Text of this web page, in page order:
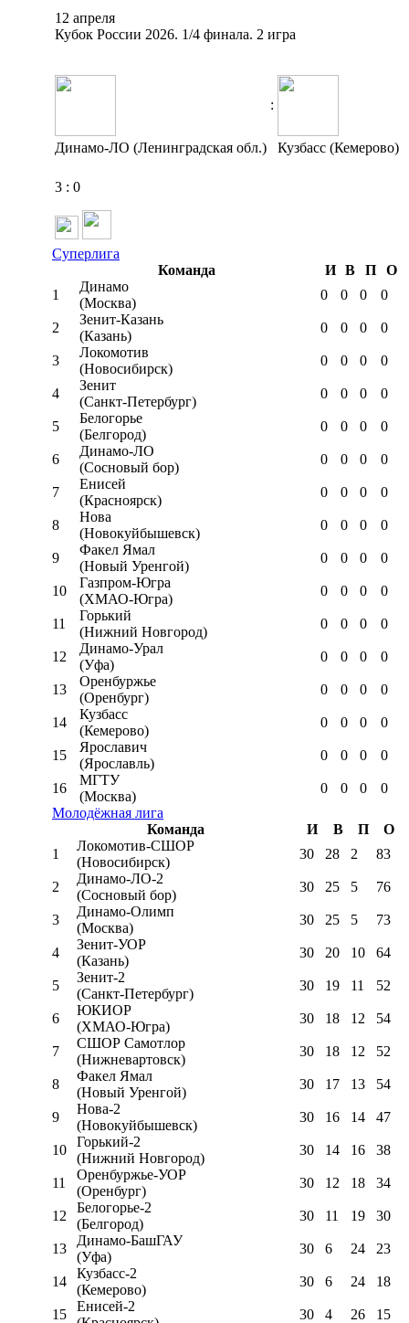
12 апреля
Кубок России 2026. 1/4 финала. 2 игра
:
Динамо-ЛО (Ленинградская обл.) Кузбасс (Кемерово)
3 : 0
Суперлига
Команда
И В П
О
1
Динамо
(Москва)
0 0 0 0
2
Зенит-Казань
(Казань)
0 0 0 0
3
Локомотив
(Новосибирск)
0 0 0 0
4
Зенит
(Санкт-Петербург)
0 0 0 0
5
Белогорье
(Белгород)
0 0 0 0
6
Динамо-ЛО
(Сосновый бор)
0 0 0 0
7
Енисей
(Красноярск)
0 0 0 0
8
Нова
(Новокуйбышевск)
0 0 0 0
9
Факел Ямал
(Новый Уренгой)
0 0 0 0
10
Газпром-Югра
(ХМАО-Югра)
0 0 0 0
11
Горький
(Нижний Новгород)
0 0 0 0
12
Динамо-Урал
(Уфа)
0 0 0 0
13
Оренбуржье
(Оренбург)
0 0 0 0
14
Кузбасс
(Кемерово)
0 0 0 0
15
Ярославич
(Ярославль)
0 0 0 0
16
МГТУ
(Москва)
0 0 0
0
Молодёжная лига
Команда
И В П
О
1
Локомотив-CШОР
(Новосибирск)
30 28 2 83
2
Динамо-ЛО-2
(Сосновый бор)
30 25 5 76
3
Динамо-Олимп
(Москва)
30 25 5 73
4
Зенит-УОР
(Казань)
30 20 10 64
5
Зенит-2
(Санкт-Петербург)
30 19 11 52
6
ЮКИОР
(ХМАО-Югра)
30 18 12 54
7
СШОР Самотлор
(Нижневартовск)
30 18 12 52
8
Факел Ямал
(Новый Уренгой)
30 17 13 54
9
Нова-2
(Новокуйбышевск)
30 16 14 47
10
Горький-2
(Нижний Новгород)
30 14 16 38
11
Оренбуржье-УОР
(Оренбург)
30 12 18 34
12
Белогорье-2
(Белгород)
30 11 19 30
13
Динамо-БашГАУ
(Уфа)
30 6 24 23
14
Кузбасс-2
(Кемерово)
30 6 24 18
15
Енисей-2
30 4 26 15